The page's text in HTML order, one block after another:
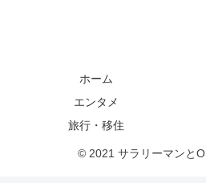
ホーム
エンタメ
旅行・移住
© 2021 サラリーマンと